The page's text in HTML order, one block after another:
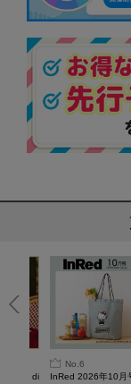
di
No.6
InRed 2026年10月